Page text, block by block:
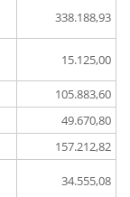
338.188,93
15.125,00
105.883,60
49.670,80
157.212,82
34.555,08